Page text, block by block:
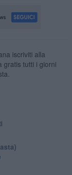
iscriviti alla
gratis tutti i giorni